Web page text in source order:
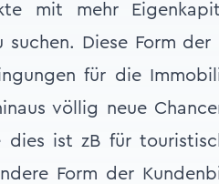
mit mehr
suchen. Diese Form
für die
völlig neue
dies ist zB für
Form der